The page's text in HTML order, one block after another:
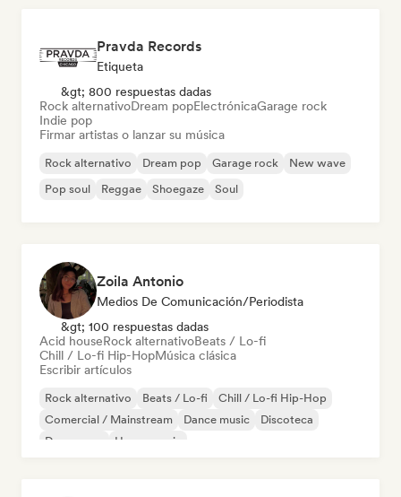
Pravda Records
Etiqueta
&gt; 800 respuestas dadas
Rock alternativoDream popElectrónicaGarage rock
Indie pop
Firmar artistas o lanzar su música
Rock alternativo Dream pop Garage rock
New wave
Pop soul
Reggae Shoegaze Soul
Zoila Antonio
Medios De Comunicación/Periodista
&gt; 100 respuestas dadas
Acid houseRock alternativoBeats / Lo-fi
Chill / Lo-fi Hip-HopMúsica clásica
Escribir artículos
Rock alternativo Beats / Lo-fi
Chill / Lo-fi Hip-Hop
Comercial / Mainstream
Dance music
Discoteca
Dream pop
House music